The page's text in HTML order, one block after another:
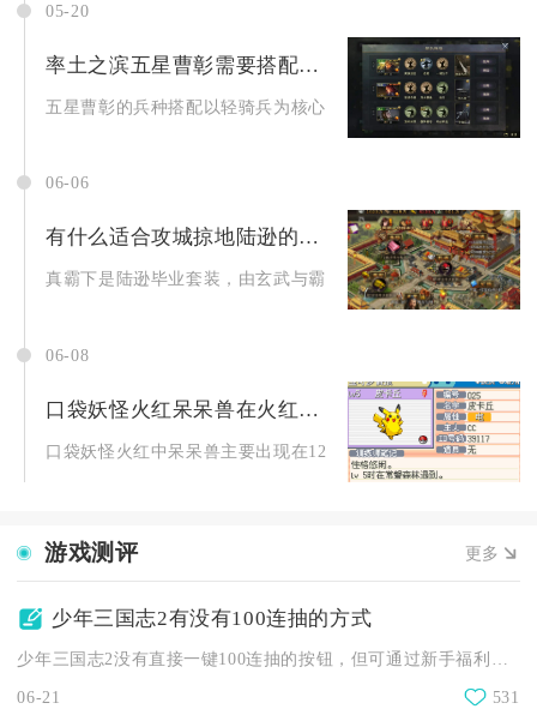
05-20
率土之滨五星曹彰需要搭配哪些兵种
五星曹彰的兵种搭配以轻骑兵为核心首选，次选重骑兵，特定
06-06
有什么适合攻城掠地陆逊的套装
真霸下是陆逊毕业套装，由玄武与霸下合成，核心价值是战法
06-08
口袋妖怪火红呆呆兽在火红版中出现的位置是
口袋妖怪火红中呆呆兽主要出现在12号道路、13号道路、浅红
游戏测评 更多
少年三国志2有没有100连抽的方式
06-21 531